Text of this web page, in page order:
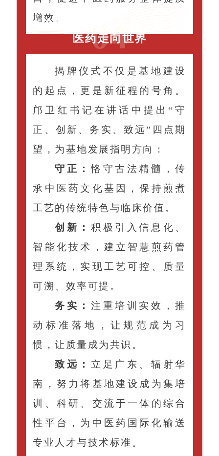
增效。
04
建设高标准培训平台，助力中
医药走向世界
揭牌仪式不仅是基地建设
的起点，更是新征程的号角。
邝卫红书记在讲话中提出“守
正、创新、务实、致远”四点期
望，为基地发展指明方向：
守正：恪守古法精髓，传
承中医药文化基因，保持煎煮
工艺的传统特色与临床价值。
创新：积极引入信息化、
智能化技术，建立智慧煎药管
理系统，实现工艺可控、质量
可溯、效率可提。
务实：注重培训实效，推
动标准落地，让规范成为习
惯，让质量成为共识。
致远： 立足广东、辐射华
南，努力将基地建设成为集培
训、科研、交流于一体的综合
性平台，为中医药国际化输送
专业人才与技术标准。